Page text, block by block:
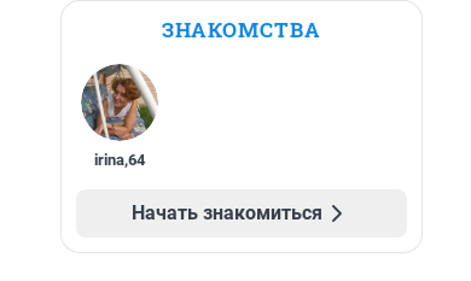
ЗНАКОМСТВА
irina,64
Начать знакомиться